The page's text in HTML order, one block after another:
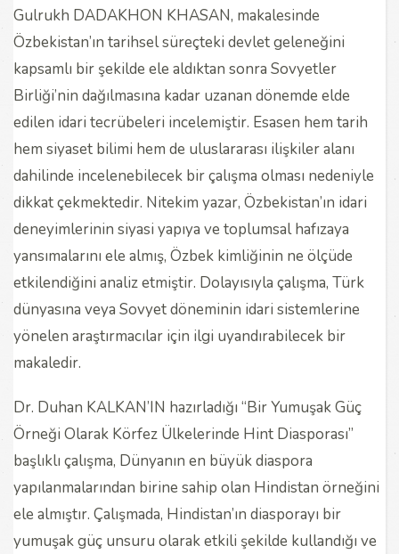
Gulrukh DADAKHON KHASAN, makalesinde
Özbekistan’ın tarihsel süreçteki devlet geleneğini
kapsamlı bir şekilde ele aldıktan sonra Sovyetler
Birliği’nin dağılmasına kadar uzanan dönemde elde
edilen idari tecrübeleri incelemiştir. Esasen hem tarih
hem siyaset bilimi hem de uluslararası ilişkiler alanı
dahilinde incelenebilecek bir çalışma olması nedeniyle
dikkat çekmektedir. Nitekim yazar, Özbekistan’ın idari
deneyimlerinin siyasi yapıya ve toplumsal hafızaya
yansımalarını ele almış, Özbek kimliğinin ne ölçüde
etkilendiğini analiz etmiştir. Dolayısıyla çalışma, Türk
dünyasına veya Sovyet döneminin idari sistemlerine
yönelen araştırmacılar için ilgi uyandırabilecek bir
makaledir.
Dr. Duhan KALKAN’IN hazırladığı “Bir Yumuşak Güç
Örneği Olarak Körfez Ülkelerinde Hint Diasporası”
başlıklı çalışma, Dünyanın en büyük diaspora
yapılanmalarından birine sahip olan Hindistan örneğini
ele almıştır. Çalışmada, Hindistan’ın diasporayı bir
yumuşak güç unsuru olarak etkili şekilde kullandığı ve